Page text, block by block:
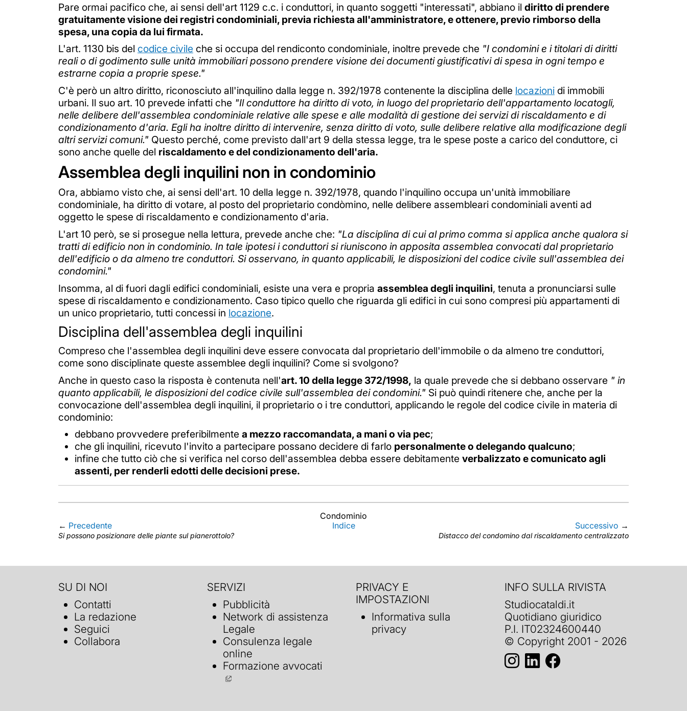
Pare ormai pacifico che, ai sensi dell'art 1129 c.c. i conduttori, in quanto soggetti "interessati", abbiano il diritto di prendere
gratuitamente visione dei registri condominiali, previa richiesta all'amministratore, e ottenere, previo rimborso della
spesa, una copia da lui firmata.
L'art. 1130 bis del codice civile che si occupa del rendiconto condominiale, inoltre prevede che "I condomini e i titolari di diritti
reali o di godimento sulle unità immobiliari possono prendere visione dei documenti giustificativi di spesa in ogni tempo e
estrarne copia a proprie spese."
C'è però un altro diritto, riconosciuto all'inquilino dalla legge n. 392/1978 contenente la disciplina delle locazioni di immobili
urbani. Il suo art. 10 prevede infatti che "Il conduttore ha diritto di voto, in luogo del proprietario dell'appartamento locatogli,
nelle delibere dell'assemblea condominiale relative alle spese e alle modalità di gestione dei servizi di riscaldamento e di
condizionamento d'aria. Egli ha inoltre diritto di intervenire, senza diritto di voto, sulle delibere relative alla modificazione degli
altri servizi comuni." Questo perché, come previsto dall'art 9 della stessa legge, tra le spese poste a carico del conduttore, ci
sono anche quelle del riscaldamento e del condizionamento dell'aria.
Assemblea degli inquilini non in condominio
Ora, abbiamo visto che, ai sensi dell'art. 10 della legge n. 392/1978, quando l'inquilino occupa un'unità immobiliare
condominiale, ha diritto di votare, al posto del proprietario condòmino, nelle delibere assembleari condominiali aventi ad
oggetto le spese di riscaldamento e condizionamento d'aria.
L'art 10 però, se si prosegue nella lettura, prevede anche che: "La disciplina di cui al primo comma si applica anche qualora si
tratti di edificio non in condominio. In tale ipotesi i conduttori si riuniscono in apposita assemblea convocati dal proprietario
dell'edificio o da almeno tre conduttori. Si osservano, in quanto applicabili, le disposizioni del codice civile sull'assemblea dei
condomini."
Insomma, al di fuori dagli edifici condominiali, esiste una vera e propria assemblea degli inquilini, tenuta a pronunciarsi sulle
spese di riscaldamento e condizionamento. Caso tipico quello che riguarda gli edifici in cui sono compresi più appartamenti di
un unico proprietario, tutti concessi in locazione.
Disciplina dell'assemblea degli inquilini
Compreso che l'assemblea degli inquilini deve essere convocata dal proprietario dell'immobile o da almeno tre conduttori,
come sono disciplinate queste assemblee degli inquilini? Come si svolgono?
Anche in questo caso la risposta è contenuta nell'art. 10 della legge 372/1998, la quale prevede che si debbano osservare " in
quanto applicabili, le disposizioni del codice civile sull'assemblea dei condomini." Si può quindi ritenere che, anche per la
convocazione dell'assemblea degli inquilini, il proprietario o i tre conduttori, applicando le regole del codice civile in materia di
condominio:
debbano provvedere preferibilmente a mezzo raccomandata, a mani o via pec;
che gli inquilini, ricevuto l'invito a partecipare possano decidere di farlo personalmente o delegando qualcuno;
infine che tutto ciò che si verifica nel corso dell'assemblea debba essere debitamente verbalizzato e comunicato agli
assenti, per renderli edotti delle decisioni prese.
Condominio
← Precedente
Si possono posizionare delle piante sul pianerottolo?
Indice Successivo →
Distacco del condomino dal riscaldamento centralizzato
SU DI NOI
Contatti
La redazione
Seguici
Collabora
SERVIZI
Pubblicità
Network di assistenza
Legale
Consulenza legale
online
Formazione avvocati
PRIVACY E
IMPOSTAZIONI
Informativa sulla
privacy
INFO SULLA RIVISTA
Studiocataldi.it
Quotidiano giuridico
P.I. IT02324600440
© Copyright 2001 - 2026